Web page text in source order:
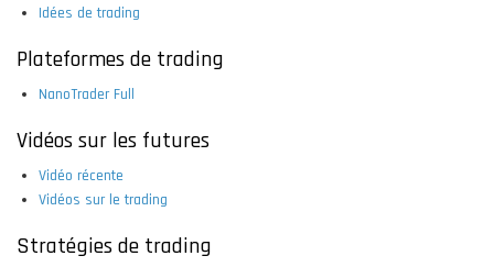
Idées de trading
Plateformes de trading
NanoTrader Full
Vidéos sur les futures
Vidéo récente
Vidéos sur le trading
Stratégies de trading